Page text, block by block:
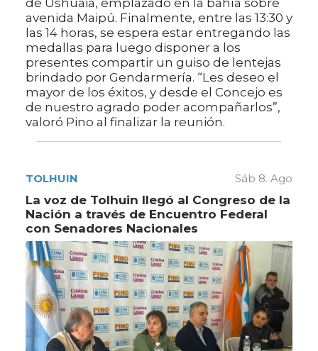
de Ushuaia, emplazado en la bahía sobre
avenida Maipú. Finalmente, entre las 13:30 y
las 14 horas, se espera estar entregando las
medallas para luego disponer a los
presentes compartir un guiso de lentejas
brindado por Gendarmería. “Les deseo el
mayor de los éxitos, y desde el Concejo es
de nuestro agrado poder acompañarlos”,
valoró Pino al finalizar la reunión.
TOLHUIN Sáb 8. Ago
La voz de Tolhuin llegó al Congreso de la
Nación a través de Encuentro Federal
con Senadores Nacionales